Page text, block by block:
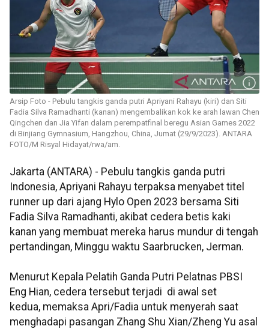
Arsip Foto - Pebulu tangkis ganda putri Apriyani Rahayu (kiri) dan Siti
Fadia Silva Ramadhanti (kanan) mengembalikan kok ke arah lawan Chen
Qingchen dan Jia Yifan dalam perempatfinal beregu Asian Games 2022
di Binjiang Gymnasium, Hangzhou, China, Jumat (29/9/2023). ANTARA
FOTO/M Risyal Hidayat/rwa/am.
Jakarta (ANTARA) - Pebulu tangkis ganda putri
Indonesia, Apriyani Rahayu terpaksa menyabet titel
runner up dari ajang Hylo Open 2023 bersama Siti
Fadia Silva Ramadhanti, akibat cedera betis kaki
kanan yang membuat mereka harus mundur di tengah
pertandingan, Minggu waktu Saarbrucken, Jerman.
Menurut Kepala Pelatih Ganda Putri Pelatnas PBSI
Eng Hian, cedera tersebut terjadi di awal set
kedua, memaksa Apri/Fadia untuk menyerah saat
menghadapi pasangan Zhang Shu Xian/Zheng Yu asal